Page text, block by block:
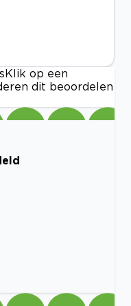
Klik op een
dit beoordelen